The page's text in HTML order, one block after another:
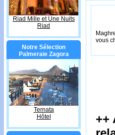
Riad Mille et Une Nuits
Riad
Notre Sélection
Palmeraie Zagora
Ternata
Hôtel
vous
++